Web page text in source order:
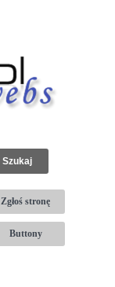
Zgłoś stronę
Buttony